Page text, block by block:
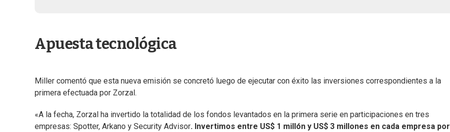
Apuesta tecnológica
Miller comentó que esta nueva emisión se concretó luego de ejecutar con éxito las inversiones correspondientes a la
primera efectuada por Zorzal.
«A la fecha, Zorzal ha invertido la totalidad de los fondos levantados en la primera serie en participaciones en tres
empresas: Spotter, Arkano y Security Advisor. Invertimos entre US$ 1 millón y US$ 3 millones en cada empresa por